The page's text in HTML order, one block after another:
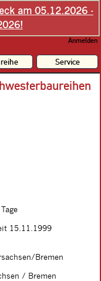
am 05.12.2026 -
Anmelden
Service
15.11.1999
Bremen
/ Bremen